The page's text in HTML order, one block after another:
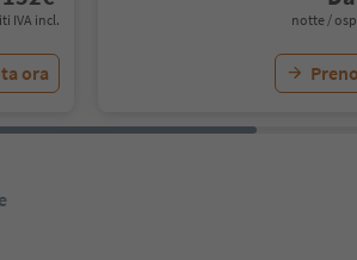
IVA incl.
ora
notte /